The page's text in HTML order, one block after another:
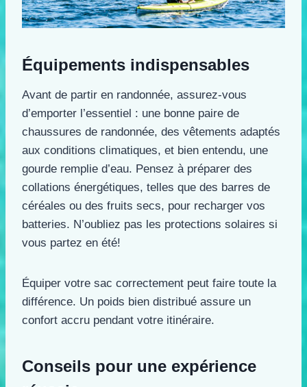
Équipements indispensables
Avant de partir en randonnée, assurez-vous
d’emporter l’essentiel : une bonne paire de
chaussures de randonnée, des vêtements adaptés
aux conditions climatiques, et bien entendu, une
gourde remplie d’eau. Pensez à préparer des
collations énergétiques, telles que des barres de
céréales ou des fruits secs, pour recharger vos
batteries. N’oubliez pas les protections solaires si
vous partez en été!
Équiper votre sac correctement peut faire toute la
différence. Un poids bien distribué assure un
confort accru pendant votre itinéraire.
Conseils pour une expérience